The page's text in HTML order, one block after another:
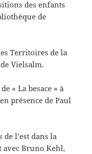
des enfants
de
Territoires de la
Vielsalm.
« La besace » à
présence de Paul
de l’est dans la
avec Bruno Kehl,